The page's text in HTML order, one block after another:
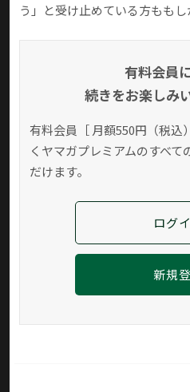
う」と受け止めている方ももし
有料会員
続きをお楽しみ
有料会員［ 月額550円（税込
く ヤマガプレミアムのすべ
だけます。
ログ
新規